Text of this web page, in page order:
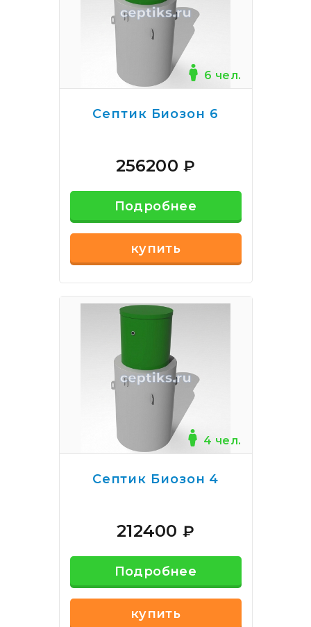
6 чел.
Септик Биозон 6
256200₽
Подробнее
купить
4 чел.
Септик Биозон 4
212400 ₽
Подробнее
купить